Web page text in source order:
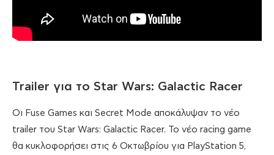
Trailer για το Star Wars: Galactic Racer
Οι Fuse Games και Secret Mode αποκάλυψαν το νέο
trailer του Star Wars: Galactic Racer. Το νέο racing game
θα κυκλοφορήσει στις 6 Οκτωβρίου για PlayStation 5,